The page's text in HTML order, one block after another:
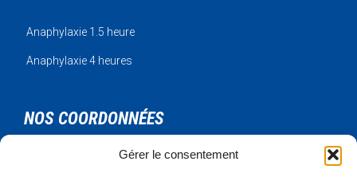
Gérer le consentement
Anaphylaxie 1.5 heure
Anaphylaxie 4 heures
NOS COORDONNÉES
Urgence Bois-Francs Inc.